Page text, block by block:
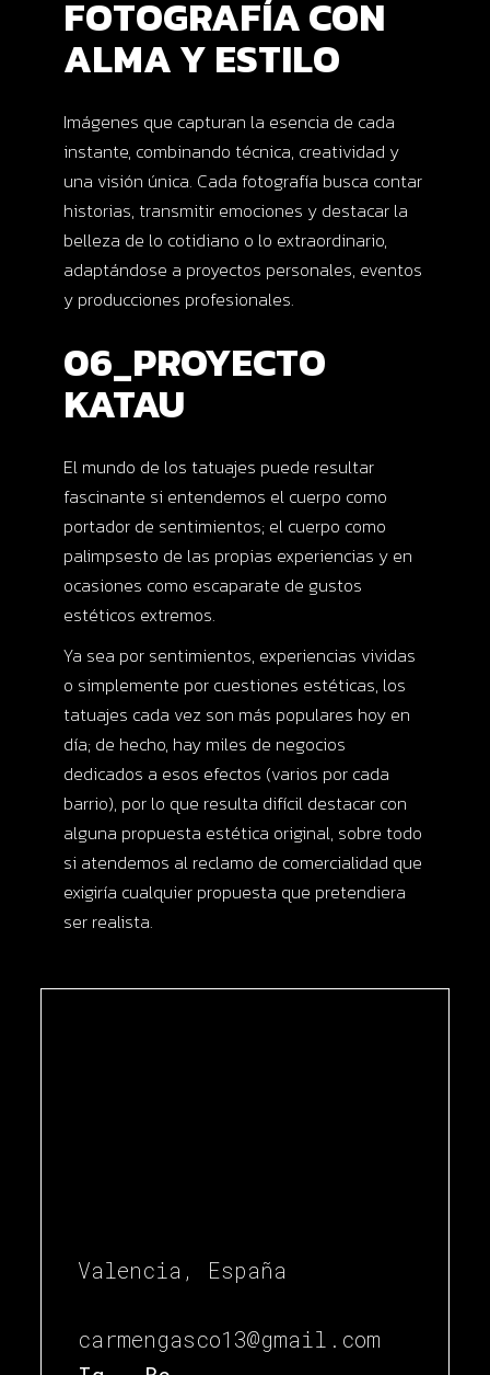
FOTOGRAFÍA CON
ALMA Y ESTILO
Imágenes que capturan la esencia de cada
instante, combinando técnica, creatividad y
una visión única. Cada fotografía busca contar
historias, transmitir emociones y destacar la
belleza de lo cotidiano o lo extraordinario,
adaptándose a proyectos personales, eventos
y producciones profesionales.
06_PROYECTO
KATAU
El mundo de los tatuajes puede resultar
fascinante si entendemos el cuerpo como
portador de sentimientos; el cuerpo como
palimpsesto de las propias experiencias y en
ocasiones como escaparate de gustos
estéticos extremos.
Ya sea por sentimientos, experiencias vividas
o simplemente por cuestiones estéticas, los
tatuajes cada vez son más populares hoy en
día; de hecho, hay miles de negocios
dedicados a esos efectos (varios por cada
barrio), por lo que resulta difícil destacar con
alguna propuesta estética original, sobre todo
si atendemos al reclamo de comercialidad que
exigiría cualquier propuesta que pretendiera
ser realista.
Valencia, España
carmengasco13@gmail.com